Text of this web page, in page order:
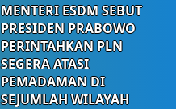
MENTERI ESDM SEBUT
PRESIDEN PRABOWO
PERINTAHKAN PLN
SEGERA ATASI
PEMADAMAN DI
SEJUMLAH WILAYAH